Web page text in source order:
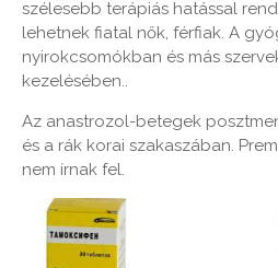
szélesebb terápiás hatással
lehetnek fiatal nők, férfiak. A
nyirokcsomókban és más
kezelésében..
Az anastrozol-betegek
és a rák korai szakaszában.
nem írnak fel.